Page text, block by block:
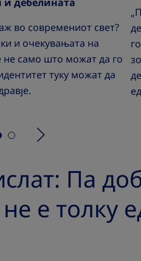
во современиот свет?
и очекувањата на
само што можат да го
туку можат да
Па
е толку